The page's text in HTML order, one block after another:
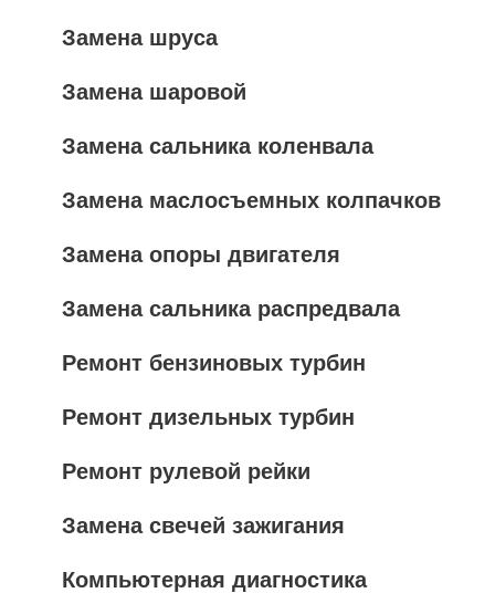
Замена шруса
Замена шаровой
Замена сальника коленвала
Замена маслосъемных колпачков
Замена опоры двигателя
Замена сальника распредвала
Ремонт бензиновых турбин
Ремонт дизельных турбин
Ремонт рулевой рейки
Замена свечей зажигания
Компьютерная диагностика